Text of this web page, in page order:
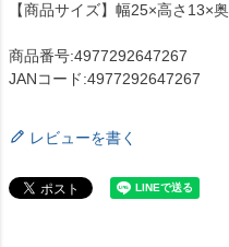
【商品サイズ】幅25×高さ
商品番号:4977292647267
JANコード:4977292647267
レビューを書く